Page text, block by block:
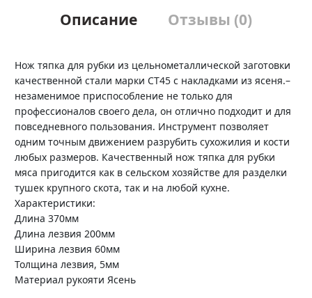
Описание Отзывы (0)
Нож тяпка для рубки из цельнометаллической заготовки
качественной стали марки СТ45 с накладками из ясеня.–
незаменимое приспособление не только для
профессионалов своего дела, он отлично подходит и для
повседневного пользования. Инструмент позволяет
одним точным движением разрубить сухожилия и кости
любых размеров. Качественный нож тяпка для рубки
мяса пригодится как в сельском хозяйстве для разделки
тушек крупного скота, так и на любой кухне.
Характеристики:
Длина 370мм
Длина лезвия 200мм
Ширина лезвия 60мм
Толщина лезвия, 5мм
Материал рукояти Ясень